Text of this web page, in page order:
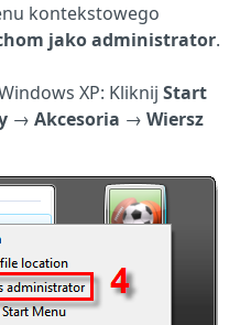
kontekstowego
jako administrator.
XP: Kliknij Start
→ Akcesoria → Wiersz